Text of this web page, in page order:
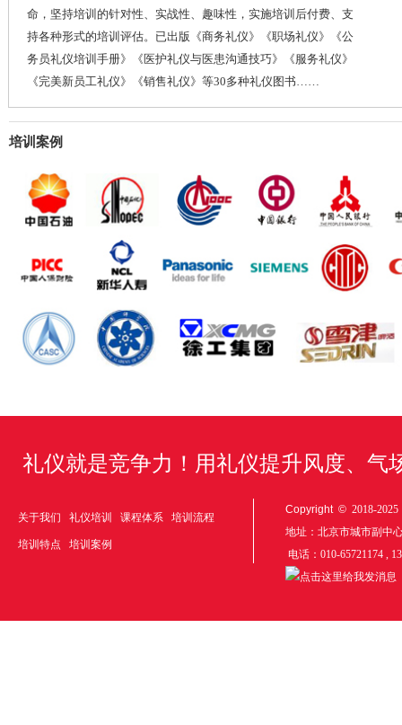
命，坚持培训的针对性、实战性、趣味性，实施培训后付费、支
持各种形式的培训评估。已出版《商务礼仪》《职场礼仪》《公
务员礼仪培训手册》《医护礼仪与医患沟通技巧》《服务礼仪》
《完美新员工礼仪》《销售礼仪》等30多种礼仪图书……
培训案例
礼仪就是竞争力！用礼仪提升风度、气
关于我们 礼仪培训 课程体系 培训流程
培训特点 培训案例
Copyright © 2018-
地址：北京市城市副中
电话：010-65721174 ,